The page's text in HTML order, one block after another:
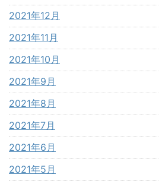
2021年12月
2021年11月
2021年10月
2021年9月
2021年8月
2021年7月
2021年6月
2021年5月